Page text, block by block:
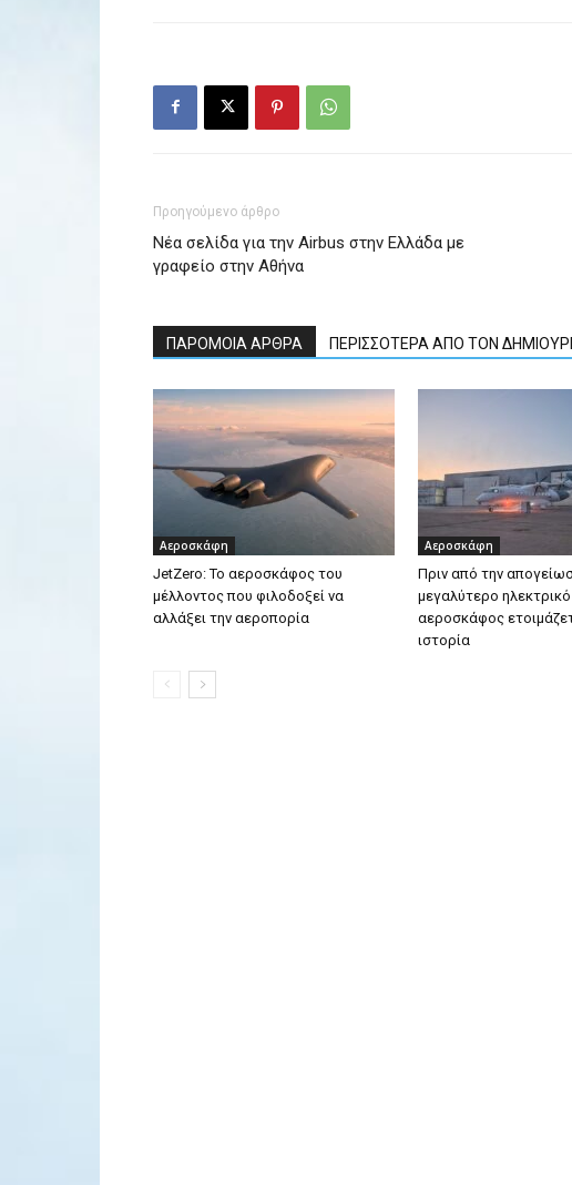
Προηγούμενο άρθρο
Νέα σελίδα για την Airbus στην Ελλάδα με
γραφείο στην Αθήνα
ΠΑΡΟΜΟΙΑ ΑΡΘΡΑ ΠΕΡΙΣΣΟΤΕΡΑ ΑΠΟ ΤΟΝ
Αεροσκάφη
JetZero: Το αεροσκάφος του
μέλλοντος που φιλοδοξεί να
αλλάξει την αεροπορία
Αεροσκάφη
Πριν από την
μεγαλύτερο ηλεκτρικό
αεροσκάφος
ιστορία